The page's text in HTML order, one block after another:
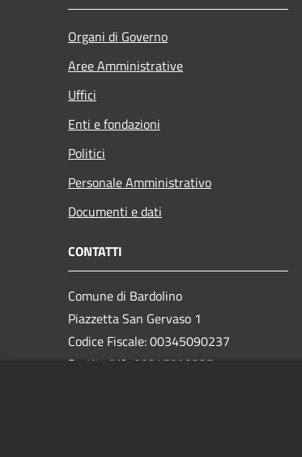
Organi di Governo
Aree Amministrative
Uffici
Enti e fondazioni
Politici
Personale Amministrativo
Documenti e dati
CONTATTI
Comune di Bardolino
Piazzetta San Gervaso 1
Codice Fiscale: 00345090237
Partita IVA: 00345090237